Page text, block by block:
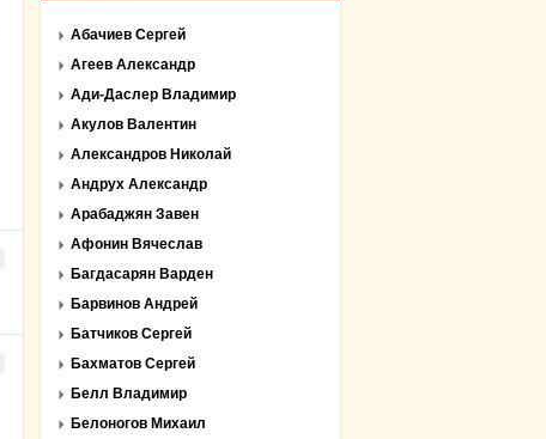
Абачиев Сергей
Агеев Александр
Ади-Даслер Владимир
Акулов Валентин
Александров Николай
Андрух Александр
Арабаджян Завен
Афонин Вячеслав
Багдасарян Варден
Барвинов Андрей
Батчиков Сергей
Бахматов Сергей
Белл Владимир
Белоногов Михаил